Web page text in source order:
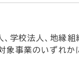
校法人、地縁組
象事業のいずれ